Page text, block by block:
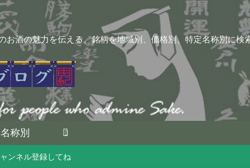
酒の魅力を伝える。銘柄を地域別、価格別、特定名称別に検
称別
ンネル登録してね